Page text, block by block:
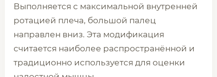
Выполняется с максимальной внутренней
ротацией плеча, большой палец
направлен вниз. Эта модификация
считается наиболее распространённой и
традиционно используется для оценки